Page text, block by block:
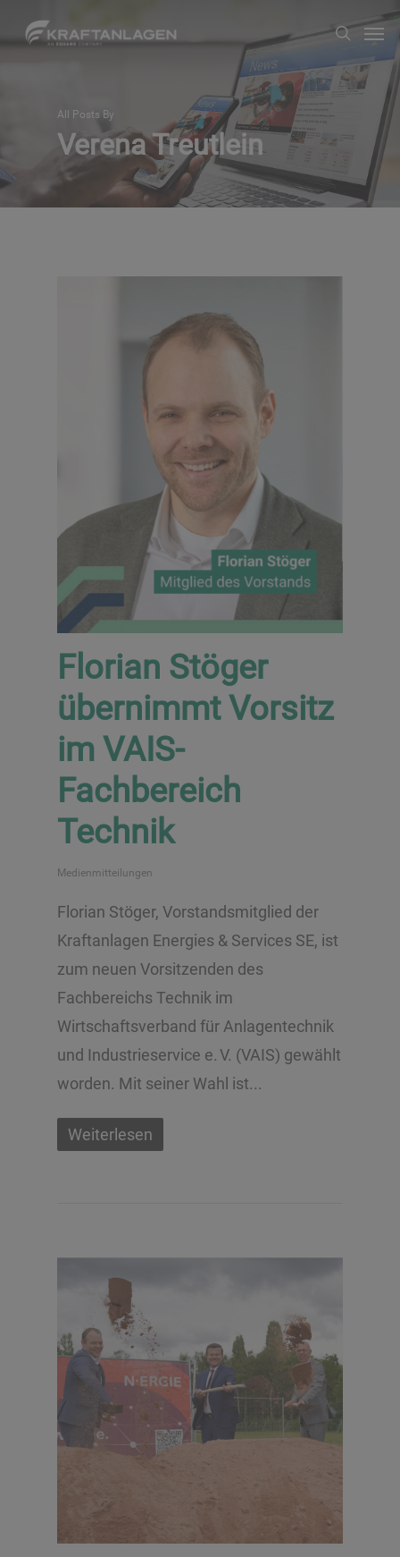
Hauptinhalt
All Posts By
Verena Treutlein
Florian Stöger
übernimmt Vorsitz
im VAIS-
Fachbereich
Technik
Medienmitteilungen
Florian Stöger, Vorstandsmitglied der
Kraftanlagen Energies & Services SE, ist
zum neuen Vorsitzenden des
Fachbereichs Technik im
Wirtschaftsverband für Anlagentechnik
und Industrieservice e. V. (VAIS) gewählt
worden. Mit seiner Wahl ist...
Weiterlesen